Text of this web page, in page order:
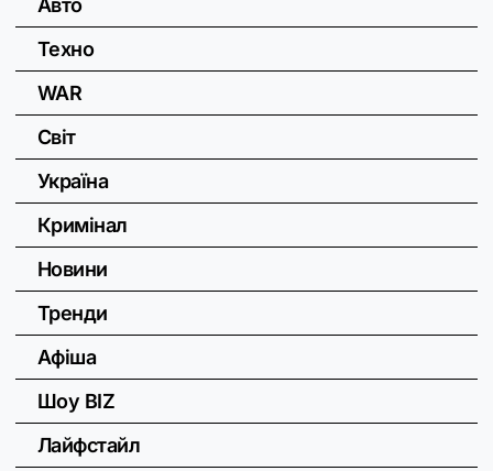
Техно
WAR
Світ
Україна
Кримінал
Новини
Тренди
Афіша
Шоу BIZ
Лайфстайл